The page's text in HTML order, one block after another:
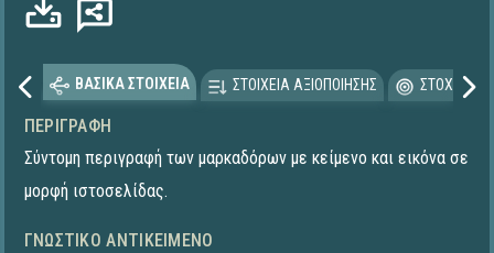
ΒΑΣΙΚΑ ΣΤΟΙΧΕΙΑ ΣΤΟΙΧΕΙΑ ΑΞΙΟΠΟΙΗΣΗΣ
ΠΕΡΙΓΡΑΦΉ
Σύντομη περιγραφή των μαρκαδόρων με κείμενο και εικόνα σε
μορφή ιστοσελίδας.
ΓΝΩΣΤΙΚΌ ΑΝΤΙΚΕΊΜΕΝΟ